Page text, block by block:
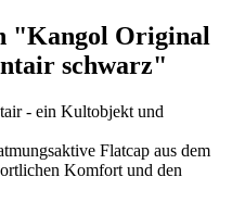
"Kangol Original
schwarz"
- ein Kultobjekt und
Flatcap aus dem
Komfort und den